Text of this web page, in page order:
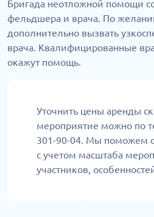
Бригада неотложной помощи
фельдшера и врача. По
дополнительно вызвать
врача. Квалифицированные
окажут помощь.
Уточнить цены аренды
мероприятие можно по
301-90-04. Мы поможем
с учетом масштаба
участников,